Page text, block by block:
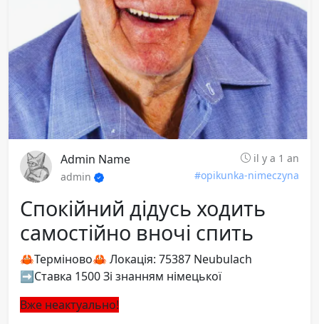
Admin Name
il y a 1 an
admin
#opikunka-nimeczyna
Спокійний дідусь ходить
самостійно вночі спить
🦀Терміново🦀 Локація: 75387 Neubulach
➡️Ставка 1500 Зі знанням німецької
Вже неактуально!